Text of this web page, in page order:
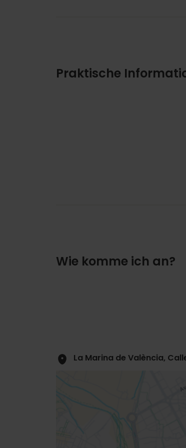
Praktische
Wie komme ich an?
La Marina de València,